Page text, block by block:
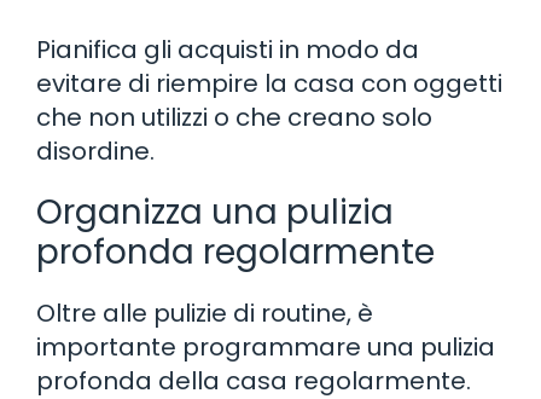
Pianifica gli acquisti in modo da
evitare di riempire la casa con oggetti
che non utilizzi o che creano solo
disordine.
Organizza una pulizia
profonda regolarmente
Oltre alle pulizie di routine, è
importante programmare una pulizia
profonda della casa regolarmente.